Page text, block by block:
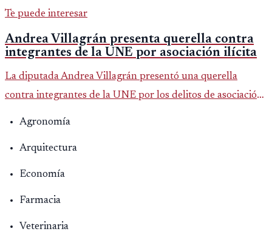
Te puede interesar
Andrea Villagrán presenta querella contra
integrantes de la UNE por asociación ilícita
La diputada Andrea Villagrán presentó una querella
contra integrantes de la UNE por los delitos de asociación
Agronomía
Arquitectura
Economía
Farmacia
Veterinaria